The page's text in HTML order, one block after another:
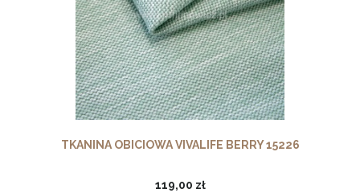
TKANINA OBICIOWA VIVALIFE BERRY 15226
119,00 zł